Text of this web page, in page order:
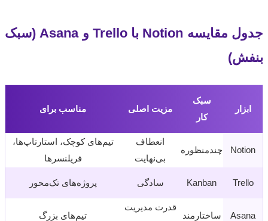
جدول مقایسه Notion با Trello و Asana (سبک
مزیت اصلی مناسب برای
چندمنظوره
انعطاف
بی‌نهایت
تیم‌های کوچک، استارتاپ‌ها،
فریلنسرها
Kanban سادگی پروژه‌های تک‌محور
ساختارمند
قدرت مدیریت
تیم‌های بزرگ